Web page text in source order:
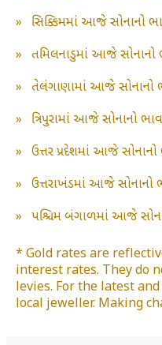
»
સિક્કિમમાં આજે સોનાનો
»
તમિલનાડુમાં આજે સોનાનો
»
તેલંગાણામાં આજે સોનાનો
»
ત્રિપુરામાં આજે સોનાનો ભાવ
»
ઉત્તર પ્રદેશમાં આજે
»
ઉત્તરાખંડમાં આજે સોનાનો
»
પશ્ચિમ બંગાળમાં આજે
* Gold rates are
interest rates. They do
levies. For the latest
local jeweller. Making